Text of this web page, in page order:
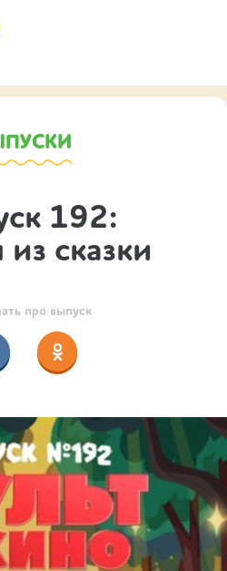
192:
сказки
про выпуск